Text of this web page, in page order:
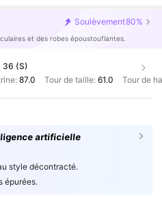
Soulèvement80%
et des robes époustouflantes.
36 (S)
87.0 Tour de taille: 61.0 Tour de
artificielle
style décontracté.
épurées.